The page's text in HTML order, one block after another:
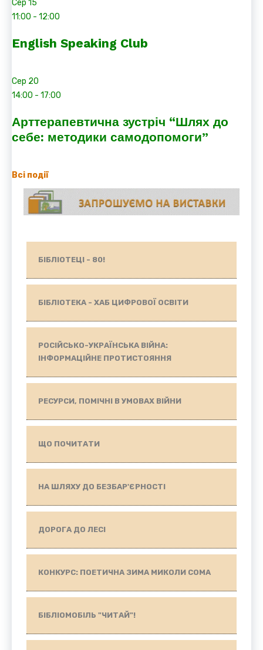
Сер 15
11:00 - 12:00
English Speaking Club
Сер 20
14:00 - 17:00
Арттерапевтична зустріч “Шлях до
себе: методики самодопомоги”
Всі події
БІБЛІОТЕЦІ - 80!
БІБЛІОТЕКА - ХАБ ЦИФРОВОЇ ОСВІТИ
РОСІЙСЬКО-УКРАЇНСЬКА ВІЙНА:
ІНФОРМАЦІЙНЕ ПРОТИСТОЯННЯ
РЕСУРСИ, ПОМІЧНІ В УМОВАХ ВІЙНИ
ЩО ПОЧИТАТИ
НА ШЛЯХУ ДО БЕЗБАР'ЄРНОСТІ
ДОРОГА ДО ЛЕСІ
КОНКУРС: ПОЕТИЧНА ЗИМА МИКОЛИ СОМА
БІБЛІОМОБІЛЬ "ЧИТАЙ"!